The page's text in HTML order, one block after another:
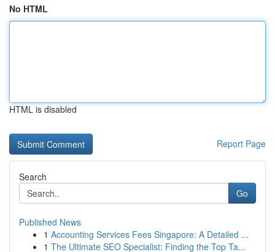
No HTML
HTML is disabled
Report Page
Search
Go
Published News
1 Accounting Services Fees Singapore: A Detailed ...
1 The Ultimate SEO Specialist: Finding the Top Ta...